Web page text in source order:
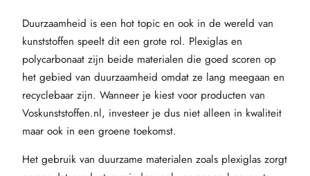
Duurzaamheid is een hot topic en ook in de wereld van
kunststoffen speelt dit een grote rol. Plexiglas en
polycarbonaat zijn beide materialen die goed scoren op
het gebied van duurzaamheid omdat ze lang meegaan en
recyclebaar zijn. Wanneer je kiest voor producten van
Voskunststoffen.nl, investeer je dus niet alleen in kwaliteit
maar ook in een groene toekomst.
Het gebruik van duurzame materialen zoals plexiglas zorgt